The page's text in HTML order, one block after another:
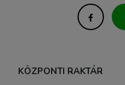
KÖZPONTI RAKTÁR